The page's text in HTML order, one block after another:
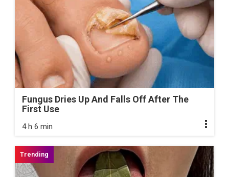
Fungus Dries Up And Falls Off After The
First Use
4 h 6 min